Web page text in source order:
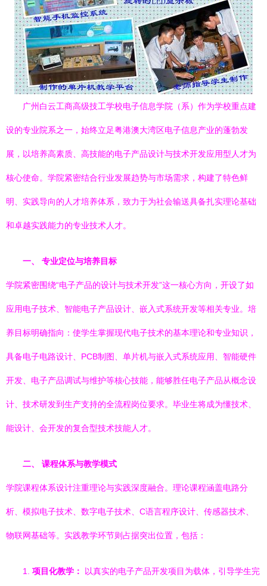
广州白云工商高级技工学校电子信息学院（系）作为学校重点建
设的专业院系之一，始终立足粤港澳大湾区电子信息产业的蓬勃发
展，以培养高素质、高技能的电子产品设计与技术开发应用型人才为
核心使命。学院紧密结合行业发展趋势与市场需求，构建了特色鲜
明、实践导向的人才培养体系，致力于为社会输送具备扎实理论基础
和卓越实践能力的专业技术人才。
一、 专业定位与培养目标
学院紧密围绕“电子产品的设计与技术开发”这一核心方向，开设了如
应用电子技术、智能电子产品设计、嵌入式系统开发等相关专业。培
养目标明确指向：使学生掌握现代电子技术的基本理论和专业知识，
具备电子电路设计、PCB制图、单片机与嵌入式系统应用、智能硬件
开发、电子产品调试与维护等核心技能，能够胜任电子产品从概念设
计、技术研发到生产支持的全流程岗位要求。毕业生将成为懂技术、
能设计、会开发的复合型技术技能人才。
二、 课程体系与教学模式
学院课程体系设计注重理论与实践深度融合。理论课程涵盖电路分
析、模拟电子技术、数字电子技术、C语言程序设计、传感器技术、
物联网基础等。实践教学环节则占据突出位置，包括：
1. 项目化教学： 以真实的电子产品开发项目为载体，引导学生完